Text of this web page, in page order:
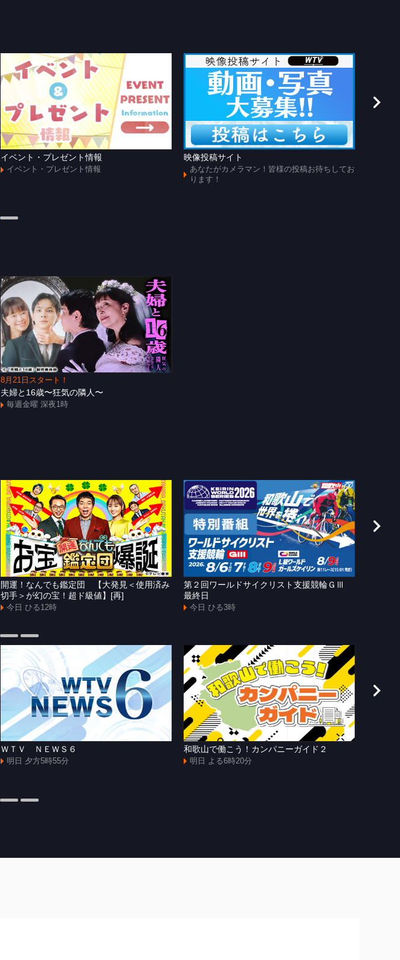
イベント・プレゼント情報
イベント・プレゼント情報
映像投稿サイト
あなたがカメラマン！皆様の投稿お待ちしてお
ります！
8月21日スタート！
夫婦と16歳〜狂気の隣人〜
毎週金曜 深夜1時
開運！なんでも鑑定団 【大発見＜使用済み
切手＞が幻の宝！超ド級値】[再]
今日 ひる12時
第２回ワールドサイクリスト支援競輪ＧⅢ
最終日
今日 ひる3時
ＷＴＶ ＮＥＷＳ６
明日 夕方5時55分
和歌山で働こう！カンパニーガイド２
明日 よる6時20分